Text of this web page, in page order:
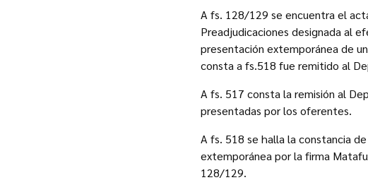
A fs. 128/129 se encuentra el
Preadjudicaciones designada al
presentación extemporánea de
consta a fs.518 fue remitido al
A fs. 517 consta la remisión al
presentadas por los oferentes.
A fs. 518 se halla la constancia
extemporánea por la firma
128/129.